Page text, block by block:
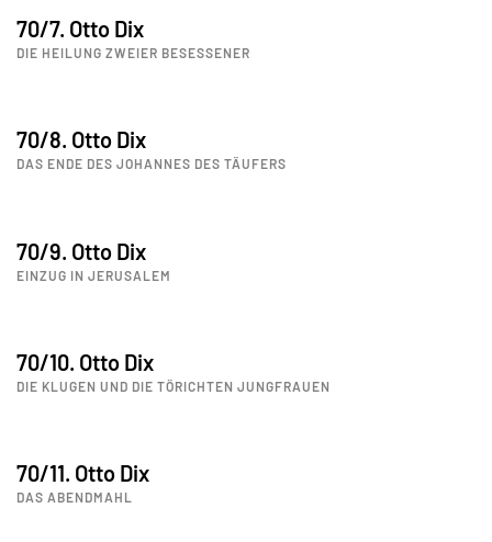
70/7. Otto Dix
DIE HEILUNG ZWEIER BESESSENER
70/8. Otto Dix
DAS ENDE DES JOHANNES DES TÄUFERS
70/9. Otto Dix
EINZUG IN JERUSALEM
70/10. Otto Dix
DIE KLUGEN UND DIE TÖRICHTEN JUNGFRAUEN
70/11. Otto Dix
DAS ABENDMAHL